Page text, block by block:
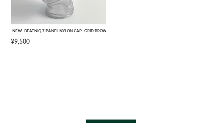
-NEW- BEATNIQ 7 PANEL NYLON CAP -GRID BROWN CAMOUFLAGE- [ONE SIZE]
¥9,500